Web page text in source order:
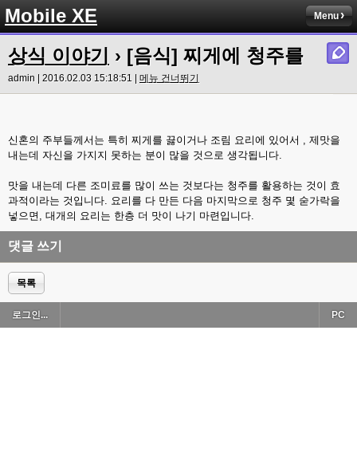
Mobile XE Menu
상식 이야기 › [음식] 찌게에 청주를
admin | 2016.02.03 15:18:51 | 메뉴 건너뛰기
신혼의 주부들께서는 특히 찌게를 끓이거나 조림 요리에 있어서 , 제맛을
내는데 자신을 가지지 못하는 분이 많을 것으로 생각됩니다.
맛을 내는데 다른 조미료를 많이 쓰는 것보다는 청주를 활용하는 것이 효
과적이라는 것입니다. 요리를 다 만든 다음 마지막으로 청주 몇 숟가락을
넣으면, 대개의 요리는 한층 더 맛이 나기 마련입니다.
댓글 쓰기
목록
로그인... PC